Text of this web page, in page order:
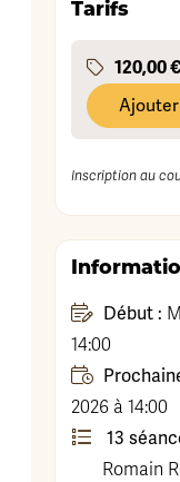
Tarifs
120,00 €
Inscription au
Début :
14:00
2026 à 14:00
13
Romain